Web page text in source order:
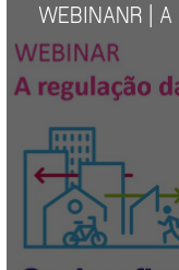
WEBINANR |